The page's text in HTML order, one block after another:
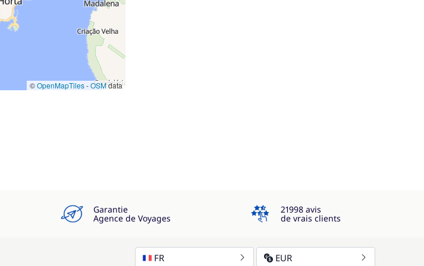
©OpenMapTiles-OSMdata
Garantie
Agence de Voyages
4.3
21998 avis
de vrais clients
FR EUR